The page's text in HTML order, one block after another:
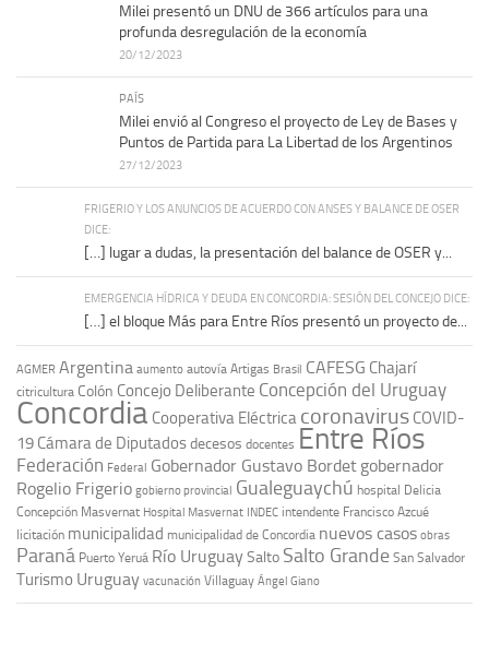
Milei presentó un DNU de 366 artículos para una
profunda desregulación de la economía
20/12/2023
PAÍS
Milei envió al Congreso el proyecto de Ley de Bases y
Puntos de Partida para La Libertad de los Argentinos
27/12/2023
FRIGERIO Y LOS ANUNCIOS DE ACUERDO CON ANSES Y BALANCE DE OSER
DICE:
[…] lugar a dudas, la presentación del balance de OSER y...
EMERGENCIA HÍDRICA Y DEUDA EN CONCORDIA: SESIÓN DEL CONCEJO DICE:
[…] el bloque Más para Entre Ríos presentó un proyecto de...
AGMER Argentina aumento autovía Artigas Brasil CAFESG Chajarí
citricultura Colón Concejo Deliberante Concepción del Uruguay
Concordia Cooperativa Eléctrica coronavirus COVID-
19 Cámara de Diputadosdecesos docentes Entre Ríos
Federación Federal Gobernador Gustavo Bordet gobernador
Rogelio Frigerio gobierno provincial Gualeguaychú hospital Delicia
Concepción Masvernat Hospital Masvernat INDEC intendente Francisco Azcué
licitación municipalidad municipalidad de Concordia nuevos casos obras
Paraná Puerto Yeruá Río UruguaySalto Salto Grande San Salvador
Turismo Uruguay vacunación Villaguay Ángel Giano